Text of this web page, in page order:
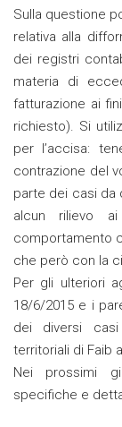
Sulla questione
relativa alla
dei registri
materia di
fatturazione ai
richiesto). Si
per l’accisa:
contrazione del
parte dei casi da
alcun rilievo
comportamento
che però con la
Per gli ulteriori
18/6/2015 e i
dei diversi
territoriali di Faib
Nei prossimi
specifiche e